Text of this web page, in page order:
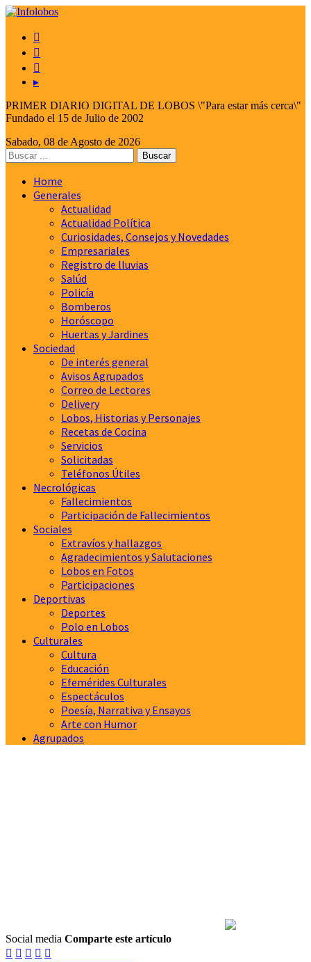



▸
PRIMER DIARIO DIGITAL DE LOBOS \"Para estar más cerca\"
Fundado el 15 de Julio de 2002
Sabado, 08 de Agosto de 2026
Home
Generales
Actualidad
Actualidad Política
Curiosidades, Consejos y Novedades
Empresariales
Registro de lluvias
Salúd
Policía
Bomberos
Horóscopo
Huertas y Jardines
Sociedad
De interés general
Avisos Agrupados
Correo de Lectores
Delivery
Lobos, Historias y Personajes
Recetas de Cocina
Servicios
Solicitadas
Teléfonos Útiles
Necrológicas
Fallecimientos
Participación de Fallecimientos
Sociales
Extravíos y hallazgos
Agradecimientos y Salutaciones
Lobos en Fotos
Participaciones
Deportivas
Deportes
Polo en Lobos
Culturales
Cultura
Educación
Efemérides Culturales
Espectáculos
Poesía, Narrativa y Ensayos
Arte con Humor
Agrupados
Social media Comparte este artículo
    